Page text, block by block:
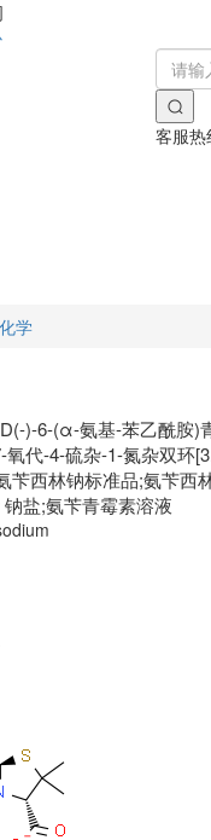
客服热
学
)-6-(α-氨基-苯乙酰胺)
代-4-硫杂-1-氮杂双环
苄西林钠标准品;氨苄西
盐;氨苄青霉素溶液